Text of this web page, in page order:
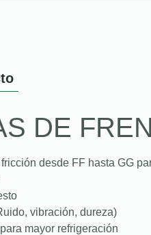
DE
desde FF hasta GG
vibración, dureza)
mayor refrigeración